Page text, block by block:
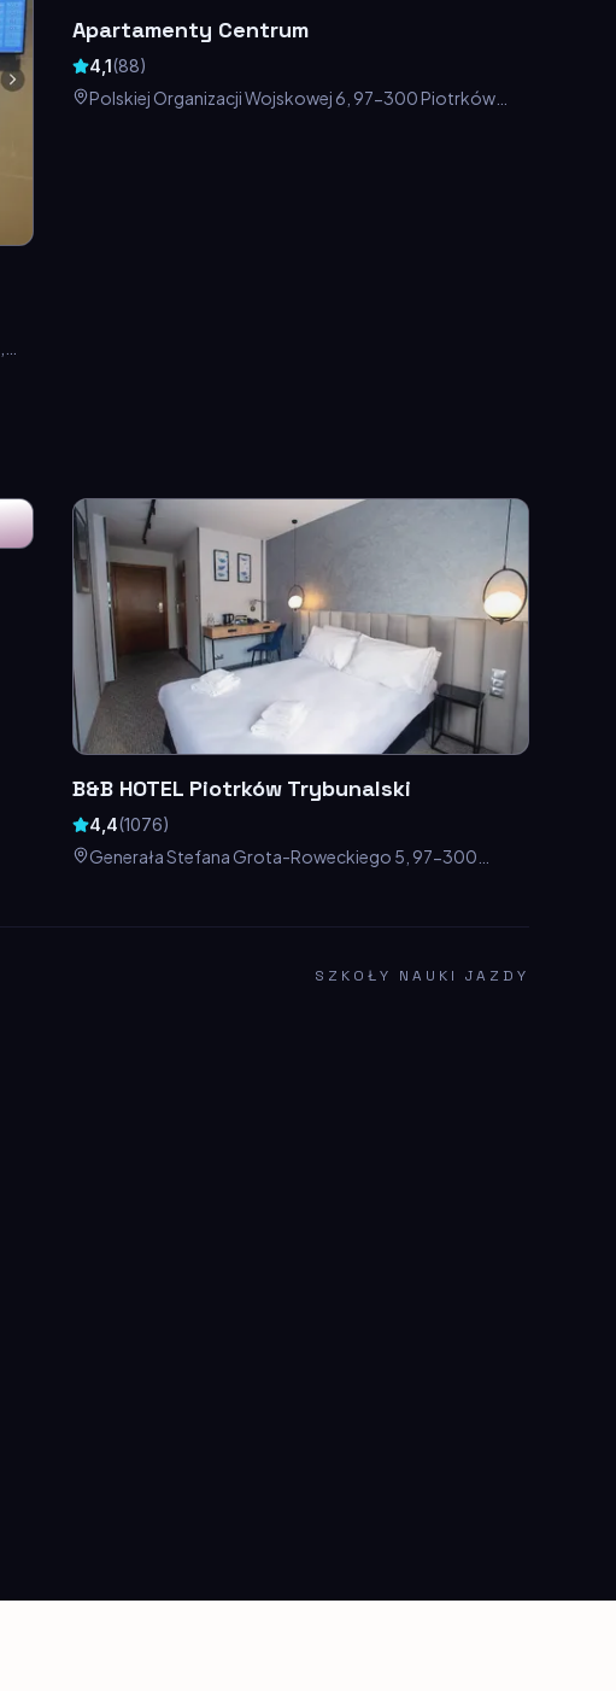
Apartamenty Centrum
4,1(88)
Polskiej Organizacji Wojskowej 6, 97-300 Piotrków
B&B HOTEL Piotrków Trybunalski
4,4(1076)
Generała Stefana Grota-Roweckiego 5, 97-300
SZKOŁY NAUKI JAZDY